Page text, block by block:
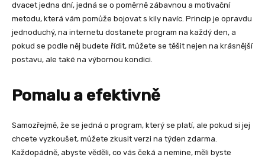
dvacet jedna dní, jedná se o poměrně zábavnou a motivační
metodu, která vám pomůže bojovat s kily navíc. Princip je opravdu
jednoduchý, na internetu dostanete program na každý den, a
pokud se podle něj budete řídit, můžete se těšit nejen na krásnější
postavu, ale také na výbornou kondici.
Pomalu a efektivně
Samozřejmě, že se jedná o program, který se platí, ale pokud si jej
chcete vyzkoušet, můžete zkusit verzi na týden zdarma.
Každopádně, abyste věděli, co vás čeká a nemine, měli byste